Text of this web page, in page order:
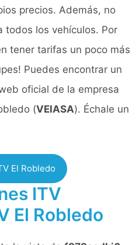
precios. Además, no
todos los vehículos. Por
tener tarifas un poco más
Puedes encontrar un
oficial de la empresa
(VEIASA). Échale un
El Robledo
ITV
El Robledo